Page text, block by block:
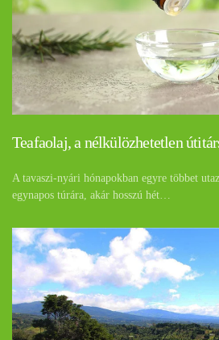
Teafaolaj, a nélkülözhetetlen
A tavaszi-nyári hónapokban egyre többet
egynapos túrára, akár hosszú hét…